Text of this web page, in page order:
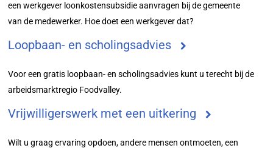
een werkgever loonkostensubsidie aanvragen bij de gemeente
van de medewerker. Hoe doet een werkgever dat?
Loopbaan- en scholingsadvies
Voor een gratis loopbaan- en scholingsadvies kunt u terecht bij de
arbeidsmarktregio Foodvalley.
Vrijwilligerswerk met een uitkering
Wilt u graag ervaring opdoen, andere mensen ontmoeten, een